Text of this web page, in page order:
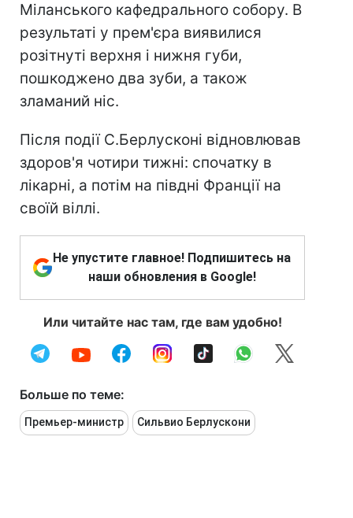
Міланського кафедрального собору. В
результаті у прем'єра виявилися
розітнуті верхня і нижня губи,
пошкоджено два зуби, а також
зламаний ніс.
Після події С.Берлусконі відновлював
здоров'я чотири тижні: спочатку в
лікарні, а потім на півдні Франції на
своїй віллі.
Не упустите главное! Подпишитесь на
наши обновления в Google!
Или читайте нас там, где вам удобно!
Больше по теме:
Премьер-министр Сильвио Берлускони